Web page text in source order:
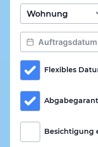
Flexibles
Besichtigung